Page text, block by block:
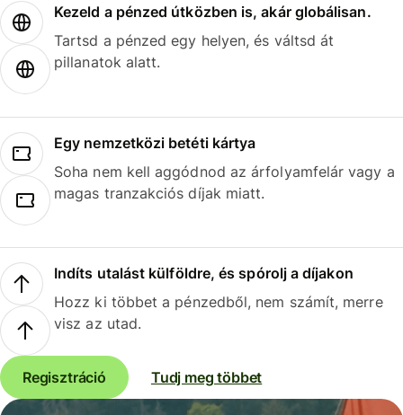
Kezeld a pénzed útközben is, akár globálisan.
Tartsd a pénzed egy helyen, és váltsd át
pillanatok alatt.
Egy nemzetközi betéti kártya
Soha nem kell aggódnod az árfolyamfelár vagy a
magas tranzakciós díjak miatt.
Indíts utalást külföldre, és spórolj a díjakon
Hozz ki többet a pénzedből, nem számít, merre
visz az utad.
Regisztráció Tudj meg többet